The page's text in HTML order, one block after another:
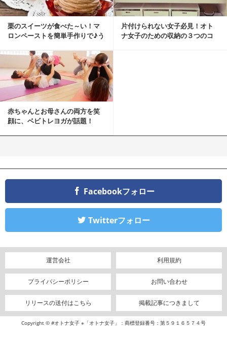
栗のスイーツが食べた～い！マ
ロンペーストを簡単手作りで♪う
片付けられない女子必見！オト
ナ女子のための収納の３つのコ
赤ちゃんとお母さんの両方を笑
顔に、ベビトレヨガが話題！
Facebookフォロー
Twitterフォロー
運営会社 利用規約
プライバシーポリシー お問い合わせ
リリースの送付はこちら 掲載記事につきまして
Copyright © #オトナ女子 ※「オトナ女子」：商標登録番号：第５９１６５７４号